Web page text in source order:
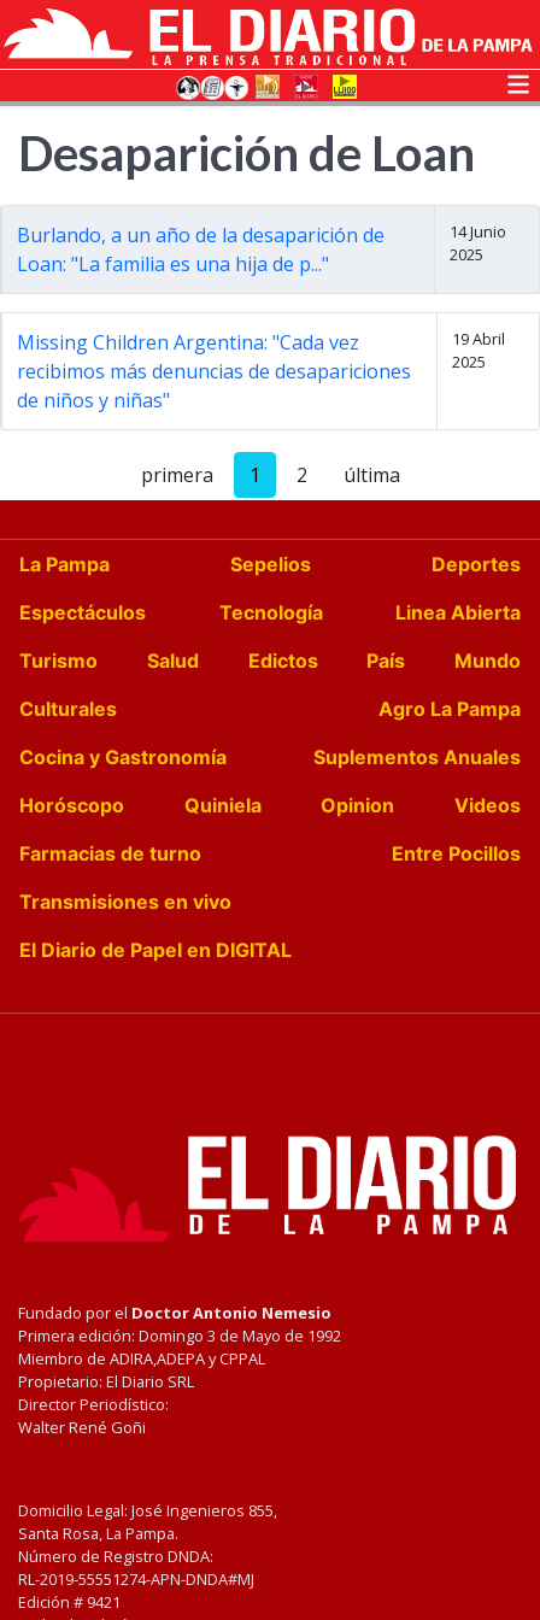
Desaparición de Loan
Burlando, a un año de la desaparición de
Loan: "La familia es una hija de p..."
14 Junio
2025
Missing Children Argentina: "Cada vez
recibimos más denuncias de desapariciones
de niños y niñas"
19 Abril
2025
primera 1 2 última
La Pampa Sepelios
Deportes
Espectáculos
Tecnología
Linea Abierta
Turismo
Salud Edictos País
Mundo
Culturales
Agro La Pampa
Cocina y Gastronomía
Suplementos Anuales
Horóscopo
Quiniela Opinion
Videos
Farmacias de turno
Entre Pocillos
Transmisiones en vivo
El Diario de Papel en DIGITAL
Fundado por el Doctor Antonio Nemesio
Primera edición: Domingo 3 de Mayo de 1992
Miembro de ADIRA,ADEPA y CPPAL
Propietario: El Diario SRL
Director Periodístico:
Walter René Goñi
Domicilio Legal: José Ingenieros 855,
Santa Rosa, La Pampa.
Número de Registro DNDA:
RL-2019-55551274-APN-DNDA#MJ
Edición # 9421